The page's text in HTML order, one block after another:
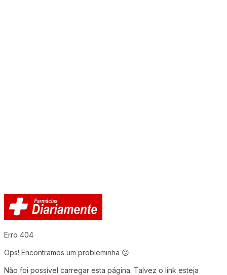
Erro 404
Ops! Encontramos um probleminha 😕
Não foi possível carregar esta página. Talvez o link esteja